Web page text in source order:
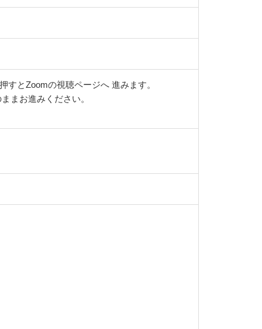
とZoomの視聴ページへ 進みます。
まお進みください。